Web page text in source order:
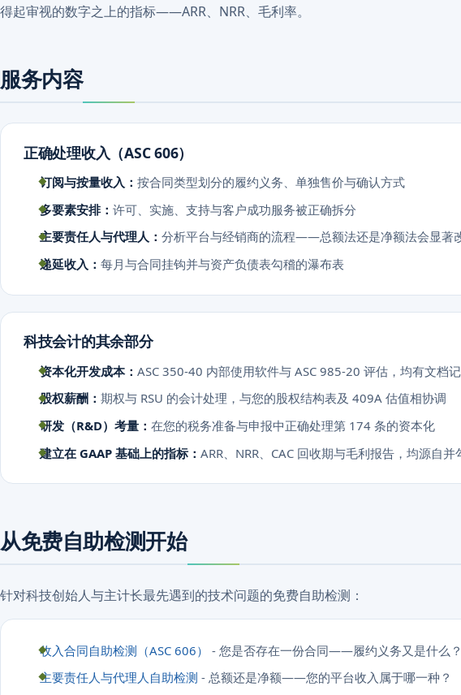
得起审视的数字之上的指标——ARR、NRR、毛利率。
服务内容
正确处理收入（ASC 606）
订阅与按量收入： 按合同类型划分的履约义务、单独售价与确认方式
多要素安排： 许可、实施、支持与客户成功服务被正确拆分
主要责任人与代理人： 分析平台与经销商的流程——总额法还是净额法会显著
递延收入： 每月与合同挂钩并与资产负债表勾稽的瀑布表
科技会计的其余部分
资本化开发成本： ASC 350-40 内部使用软件与 ASC 985-20 评估，均有文档
股权薪酬： 期权与 RSU 的会计处理，与您的股权结构表及 409A 估值相协调
研发（R&D）考量： 在您的税务准备与申报中正确处理第 174 条的资本化
建立在 GAAP 基础上的指标： ARR、NRR、CAC 回收期与毛利报告，均源自
从免费自助检测开始
针对科技创始人与主计长最先遇到的技术问题的免费自助检测：
收入合同自助检测（ASC 606）
- 您是否存在一份合同——履约义务又是什么？
主要责任人与代理人自助检测 - 总额还是净额——您的平台收入属于哪一种？